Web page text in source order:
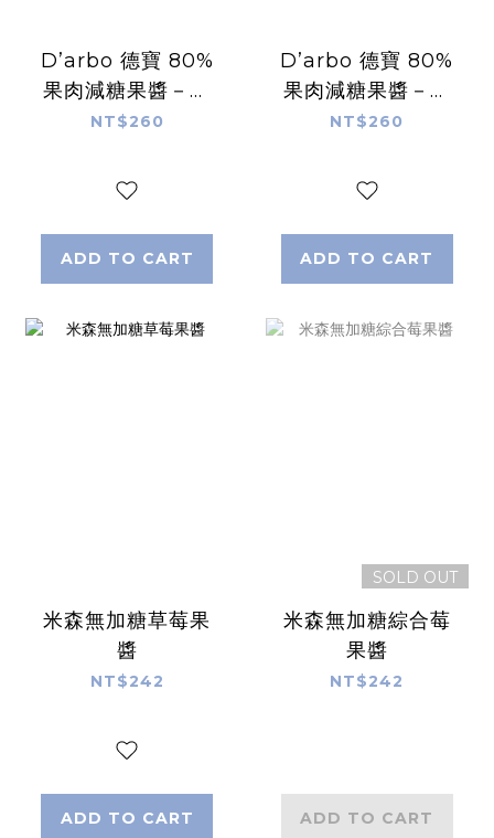
D’arbo 德寶 80%
果肉減糖果醬－草
莓
NT$260
ADD TO CART
D’arbo 德寶 80%
果肉減糖果醬－杏
桃
NT$260
ADD TO CART
米森無加糖草莓果
醬
NT$242
ADD TO CART
SOLD OUT
米森無加糖綜合莓
果醬
NT$242
ADD TO CART